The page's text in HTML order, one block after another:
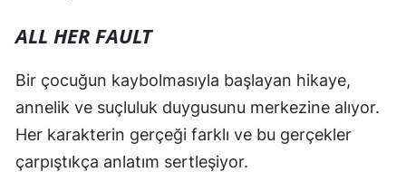
ALL HER FAULT
Bir çocuğun kaybolmasıyla başlayan hikaye,
annelik ve suçluluk duygusunu merkezine alıyor.
Her karakterin gerçeği farklı ve bu gerçekler
çarpıştıkça anlatım sertleşiyor.